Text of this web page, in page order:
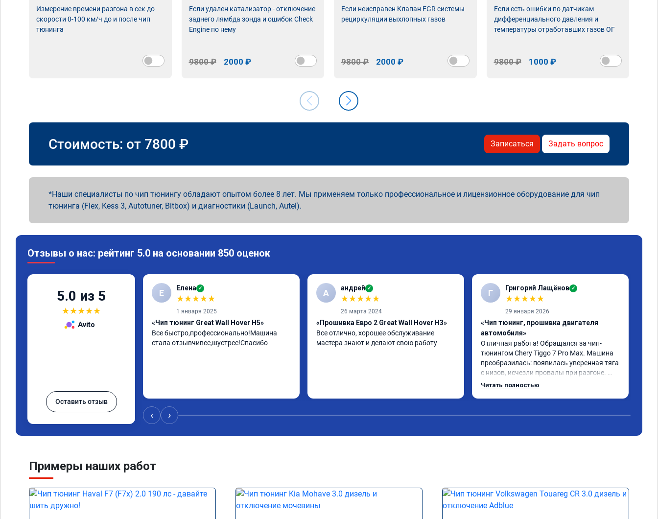
Измерение времени разгона в сек до
скорости 0-100 км/ч до и после чип
тюнинга
Если удален катализатор - отключение
заднего лямбда зонда и ошибок Check
Engine по нему
9800 ₽ 2000 ₽
Если неисправен Клапан EGR системы
рециркуляции выхлопных газов
9800 ₽ 2000 ₽
Если есть ошибки по датчикам
дифференциального давления и
температуры отработавших газов ОГ
9800 ₽ 1000 ₽
Стоимость: от 7800 ₽ Записаться Задать вопрос
Наши специалисты по чип тюнингу обладают опытом более 8 лет. Мы применяем только профессиональное и лицензионное оборудование для чип
тюнинга (Flex, Kess 3, Autotuner, Bitbox) и диагностики (Launch, Autel).
Отзывы о нас: рейтинг 5.0 на основании 850 оценок
5.0 из 5
★★★★★
Avito
Оставить отзыв
Е Елена ✓
★★★★★
1 января 2025
«Чип тюнинг Great Wall Hover H5»
Все быстро,профессионально!Машина
стала отзывчивее,шустрее!Спасибо
А андрей ✓
★★★★★
26 марта 2024
«Прошивка Евро 2 Great Wall Hover H3»
Все отлично, хорошее обслуживание
мастера знают и делают свою работу
Г Григорий Лащёнов ✓
★★★★★
29 января 2026
«Чип тюнинг, прошивка двигателя
автомобиля»
Отличная работа! Обращался за чип-
тюнингом Chery Tiggo 7 Pro Max. Машина
преобразилась: появилась уверенная тяга
с низов, исчезли провалы при разгоне.
Расход в спокойном режиме даже немного
Читать полностью
‹ ›
Примеры наших работ